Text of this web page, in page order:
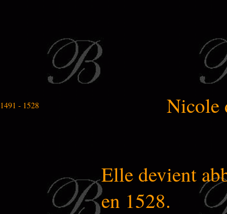
1491 - 1528 Nicole
Elle devient
en 1528.